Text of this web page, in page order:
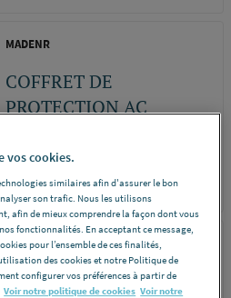
MADENR
COFFRET DE
PROTECTION AC
DÉCOUVRIR
MADENR
COFFRET DE
vos cookies.
similaires afin d'assurer le bon
son trafic. Nous les utilisons
afin de mieux comprendre la façon dont vous
fonctionnalités. En acceptant ce message,
pour l’ensemble de ces finalités,
des cookies et notre Politique de
configurer vos préférences à partir de
Voir notre politique de cookies Voir notre